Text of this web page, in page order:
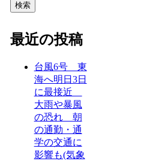
検索
最近の投稿
台風6号 東
海へ明日3日
に最接近
大雨や暴風
の恐れ 朝
の通勤・通
学の交通に
影響も(気象